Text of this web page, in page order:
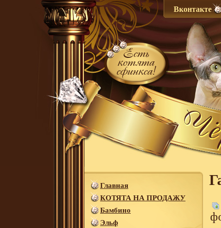
Вконтакте
Главная
КОТЯТА НА ПРОДАЖУ
Бамбино
Эльф